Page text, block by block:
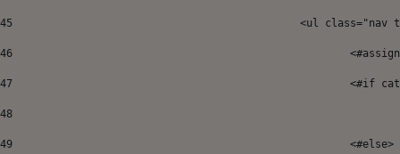
45
<ul
46
47
48
49
							<#else>